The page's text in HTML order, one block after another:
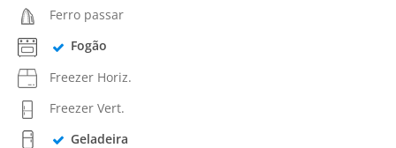
Ferro passar
Fogão
Freezer Horiz.
Freezer Vert.
Geladeira